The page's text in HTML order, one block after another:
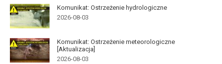
Komunikat: Ostrzeżenie hydrologiczne
2026-08-03
Komunikat: Ostrzeżenie meteorologiczne
[Aktualizacja]
2026-08-03